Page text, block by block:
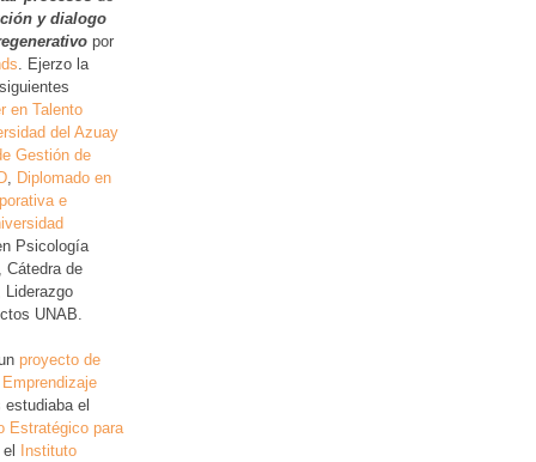
y dialogo
por
. Ejerzo la
en Talento
del Azuay
Gestión de
Diplomado en
e
Psicología
Cátedra de
Liderazgo
UNAB.
proyecto de
estudiaba el
Estratégico para
el Instituto